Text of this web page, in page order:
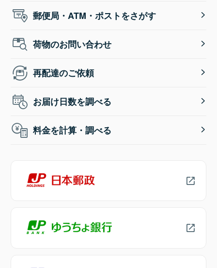
郵便局・ATM・ポストをさがす
荷物のお問い合わせ
再配達のご依頼
お届け日数を調べる
料金を計算・調べる